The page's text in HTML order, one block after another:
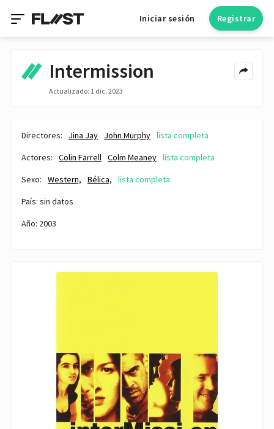
Iniciar sesión Registrar
Intermission
Actualizado: 1 dic. 2023
Directores: Jina Jay John Murphy lista completa
Actores:
Colin Farrell Colm Meaney lista completa
Sexo:
Western, Bélica,
lista completa
País: sin datos
Año: 2003